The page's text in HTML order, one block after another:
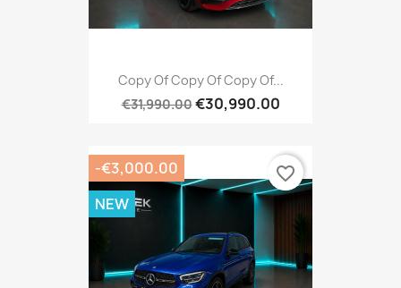
Copy Of Copy Of Copy Of...
€31,990.00€30,990.00
-€3,000.00
NEW
favorite_border